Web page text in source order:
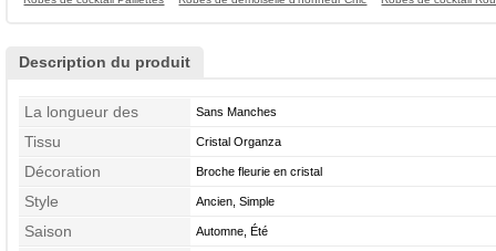
Description du produit
La longueur des
manches
Sans Manches
Tissu Cristal Organza
Décoration Broche fleurie en cristal
Style Ancien, Simple
Saison Automne, Été